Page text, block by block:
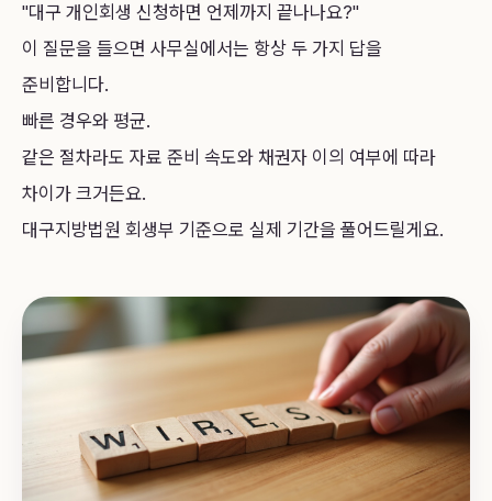
"대구 개인회생 신청하면 언제까지 끝나나요?"
이 질문을 들으면 사무실에서는 항상 두 가지 답을
준비합니다.
빠른 경우와 평균.
같은 절차라도 자료 준비 속도와 채권자 이의 여부에 따라
차이가 크거든요.
대구지방법원 회생부 기준으로 실제 기간을 풀어드릴게요.